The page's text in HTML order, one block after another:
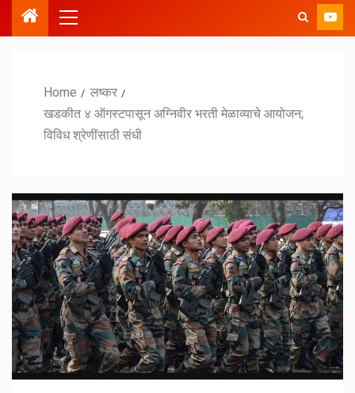
Home
लष्कर
खडकीत ४ ऑगस्टपासून अग्निवीर भरती मेळाव्याचे आयोजन;
विविध श्रेणींसाठी संधी